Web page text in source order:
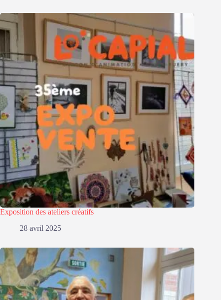
Exposition des ateliers créatifs
28 avril 2025